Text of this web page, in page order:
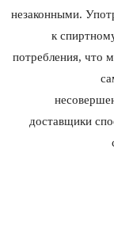
незаконными.
к
потребления, что
доставщики